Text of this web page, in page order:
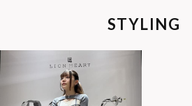
STYLING